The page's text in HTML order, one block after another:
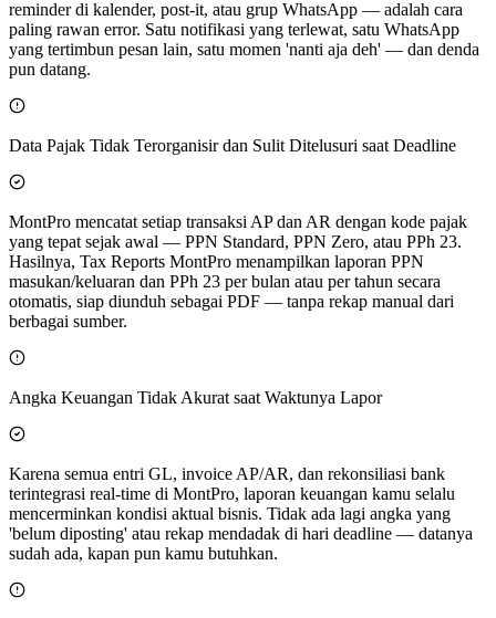
reminder di kalender, post-it, atau grup WhatsApp — adalah cara
paling rawan error. Satu notifikasi yang terlewat, satu WhatsApp
yang tertimbun pesan lain, satu momen 'nanti aja deh' — dan denda
pun datang.
Data Pajak Tidak Terorganisir dan Sulit Ditelusuri saat Deadline
MontPro mencatat setiap transaksi AP dan AR dengan kode pajak
yang tepat sejak awal — PPN Standard, PPN Zero, atau PPh 23.
Hasilnya, Tax Reports MontPro menampilkan laporan PPN
masukan/keluaran dan PPh 23 per bulan atau per tahun secara
otomatis, siap diunduh sebagai PDF — tanpa rekap manual dari
berbagai sumber.
Angka Keuangan Tidak Akurat saat Waktunya Lapor
Karena semua entri GL, invoice AP/AR, dan rekonsiliasi bank
terintegrasi real-time di MontPro, laporan keuangan kamu selalu
mencerminkan kondisi aktual bisnis. Tidak ada lagi angka yang
'belum diposting' atau rekap mendadak di hari deadline — datanya
sudah ada, kapan pun kamu butuhkan.